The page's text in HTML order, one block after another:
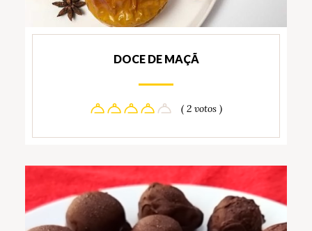
DOCE DE MAÇÃ
( 2 votos )